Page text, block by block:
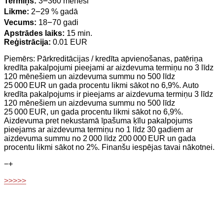
Likme: 2౼29 % gadā
Vecums: 18౼70 gadi
Apstrādes laiks: 15 min.
Reģistrācija: 0.01 EUR
Piemērs: Pārkreditācijas / kredīta apvienošanas, patēriņa
kredīta pakalpojumi pieejami ar aizdevuma termiņu no 3 līdz
120 mēnešiem un aizdevuma summu no 500 līdz
25 000 EUR un gada procentu likmi sākot no 6,9%. Auto
kredīta pakalpojums ir pieejams ar aizdevuma termiņu 3 līdz
120 mēnešiem un aizdevuma summu no 500 līdz
25 000 EUR, un gada procentu likmi sākot no 6,9%.
Aizdevuma pret nekustamā īpašuma ķīlu pakalpojums
pieejams ar aizdevuma termiņu no 1 līdz 30 gadiem ar
aizdevuma summu no 2 000 līdz 200 000 EUR un gada
procentu likmi sākot no 2%. Finanšu iespējas tavai nākotnei.
−+
>>>>>